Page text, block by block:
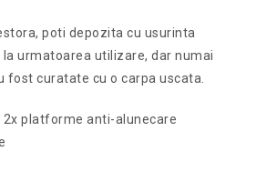
poti depozita cu usurinta
urmatoarea utilizare, dar numai
fost curatate cu o carpa uscata.
2x platforme anti-alunecare